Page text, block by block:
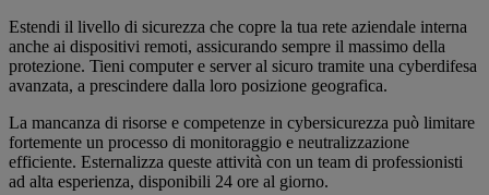
Estendi il livello di sicurezza che copre la tua rete aziendale interna
anche ai dispositivi remoti, assicurando sempre il massimo della
protezione. Tieni computer e server al sicuro tramite una cyberdifesa
avanzata, a prescindere dalla loro posizione geografica.
La mancanza di risorse e competenze in cybersicurezza può limitare
fortemente un processo di monitoraggio e neutralizzazione
efficiente. Esternalizza queste attività con un team di professionisti
ad alta esperienza, disponibili 24 ore al giorno.